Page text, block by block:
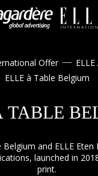
Offer 
ELLE à Table Belgium
TABLE
Belgium and ELLE Eten
launched in
print.